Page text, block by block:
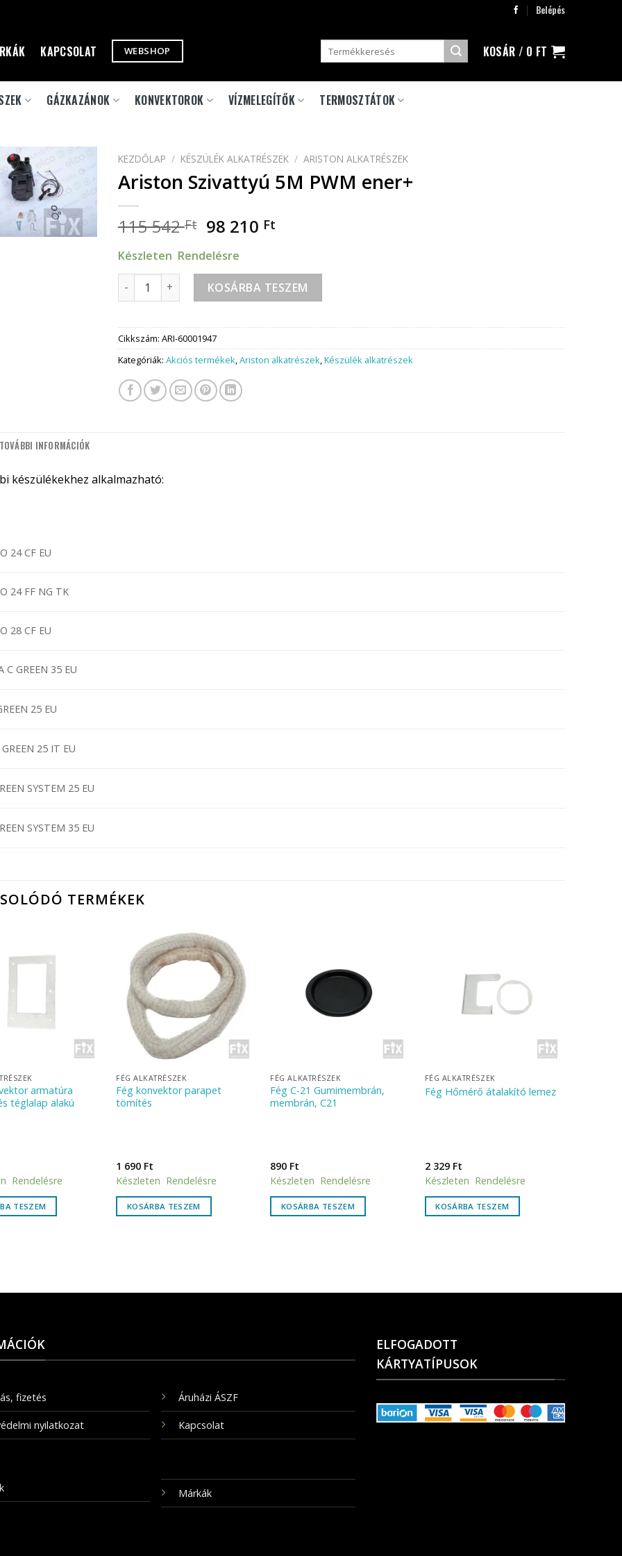
Belépés
KAPCSOLAT WEBSHOP KOSÁR / 0 FT
GÁZKAZÁNOK KONVEKTOROK VÍZMELEGÍTŐK TERMOSZTÁTOK
KEZDŐLAP / KÉSZÜLÉK ALKATRÉSZEK / ARISTON ALKATRÉSZEK
Ariston Szivattyú 5M PWM ener+
115 542Ft 98 210 Ft
Készleten Rendelésre
Ariston Szivattyú 5M PWM ener+ mennyiség
KOSÁRBA TESZEM
Cikkszám: ARI-60001947
Kategóriák: Akciós termékek,Ariston alkatrészek,Készülék alkatrészek
TOVÁBBI INFORMÁCIÓK
készülékekhez alkalmazható:
24 CF EU
24 FF NG TK
28 CF EU
C GREEN 35 EU
25 EU
GREEN 25 IT EU
SYSTEM 25 EU
SYSTEM 35 EU
TERMÉKEK
armatúra
téglalap alakú
Rendelésre
TESZEM
FÉG ALKATRÉSZEK
Fég konvektor parapet
tömítés
1 690 Ft
Készleten Rendelésre
KOSÁRBA TESZEM
FÉG ALKATRÉSZEK
Fég C-21 Gumimembrán,
membrán, C21
890 Ft
Készleten Rendelésre
KOSÁRBA TESZEM
FÉG ALKATRÉSZEK
Fég Hőmérő átalakító lemez
2 329 Ft
Készleten Rendelésre
KOSÁRBA TESZEM
fizetés
nyilatkozat
Áruházi ÁSZF
Kapcsolat
Márkák
ELFOGADOTT
KÁRTYATÍPUSOK